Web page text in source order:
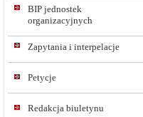
BIP jednostek
organizacyjnych
Zapytania i interpelacje
Petycje
Redakcja biuletynu